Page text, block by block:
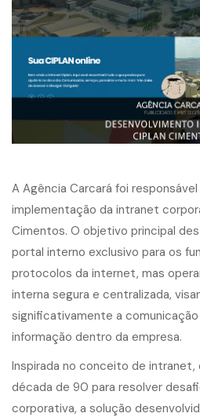
A Agência Carcará foi
implementação da intranet
Cimentos. O objetivo principal
portal interno exclusivo para os
protocolos da internet, mas
interna segura e centralizada,
significativamente a
informação dentro da empresa.
Inspirada no conceito de intranet,
década de 90 para resolver
corporativa, a solução